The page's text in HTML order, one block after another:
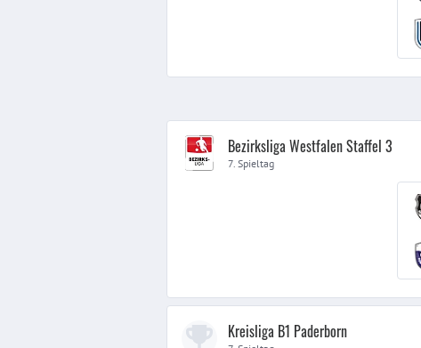
Bezirksliga Westfalen Staffel 3
7. Spieltag
Kreisliga B1 Paderborn